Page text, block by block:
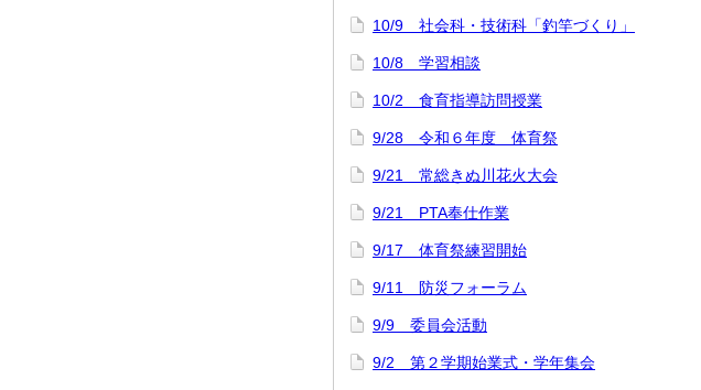
10/9 社会科・技術科「釣竿づくり」
10/8 学習相談
10/2 食育指導訪問授業
9/28 令和６年度 体育祭
9/21 常総きぬ川花火大会
9/21 PTA奉仕作業
9/17 体育祭練習開始
9/11 防災フォーラム
9/9 委員会活動
9/2 第２学期始業式・学年集会